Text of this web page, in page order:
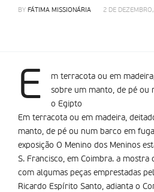
BY FÁTIMA MISSIONÁRIA 2 DE
E
m terracota ou em
sobre um manto, de pé ou
o Egipto
Em terracota ou em madeira,
manto, de pé ou num barco em
exposição O Menino dos Meninos
S. Francisco, em Coimbra. a mostra
com algumas peças emprestadas
Ricardo Espírito Santo, adianta o